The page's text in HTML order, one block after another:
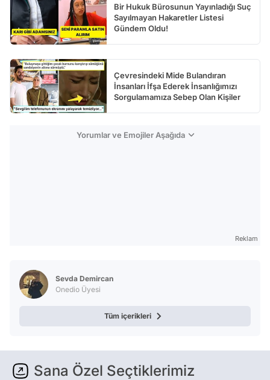
Bir Hukuk Bürosunun Yayınladığı Suç
Sayılmayan Hakaretler Listesi
Gündem Oldu!
Çevresindeki Mide Bulandıran
İnsanları İfşa Ederek İnsanlığımızı
Sorgulamamıza Sebep Olan Kişiler
Yorumlar ve Emojiler Aşağıda
Reklam
Sevda Demircan
Onedio Üyesi
Tüm içerikleri
Sana Özel Seçtiklerimiz